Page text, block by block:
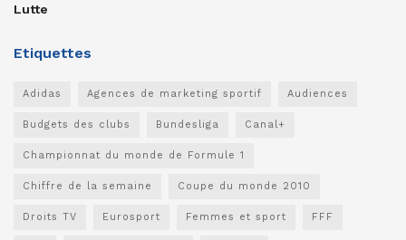
Lutte
Etiquettes
Adidas Agences de marketing sportif Audiences
Budgets des clubs Bundesliga Canal+
Championnat du monde de Formule 1
Chiffre de la semaine Coupe du monde 2010
Droits TV Eurosport Femmes et sport FFF